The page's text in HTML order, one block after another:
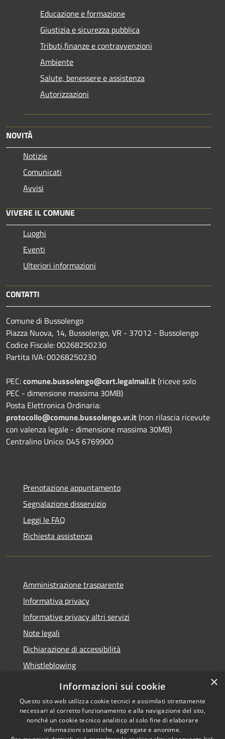
Educazione e formazione
Giustizia e sicurezza pubblica
Tributi,finanze e contravvenzioni
Ambiente
Salute, benessere e assistenza
Autorizzazioni
NOVITÀ
Notizie
Comunicati
Avvisi
VIVERE IL COMUNE
Luoghi
Eventi
Ulteriori informazioni
CONTATTI
Comune di Bussolengo
Piazza Nuova, 14, Bussolengo, VR - 37012 - Bussolengo
Codice Fiscale: 00268250230
Partita IVA: 00268250230
PEC:comune.bussolengo@cert.legalmail.it(riceve solo
PEC - dimensione massima 30MB)
Posta Elettronica Ordinaria:
protocollo@comune.bussolengo.vr.it(non rilascia ricevute
con valenza legale - dimensione massima 30MB)
Centralino Unico: 045 6769900
Prenotazione appuntamento
Segnalazione disservizio
Leggi le FAQ
Richiesta assistenza
Amministrazione trasparente
Informativa privacy
Informative privacy altri servizi
Note legali
Dichiarazione di accessibilità
Whistleblowing
RSS
Accessibilità
Copyright © 2026 • Comune di
Bussolengo • Powered by
×
Informazioni sui cookie
Questo sito web utilizza cookie tecnici e assimilati strettamente
necessari al corretto funzionamento e alla navigazione del sito,
nonché un cookie tecnico analitico al solo fine di elaborare
informazioni statistiche, aggregate e anonime.